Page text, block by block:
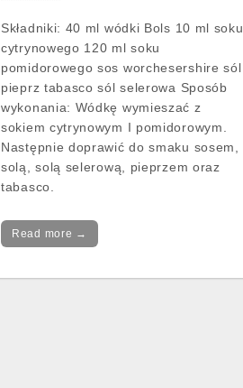
Składniki: 40 ml wódki Bols 10 ml soku
cytrynowego 120 ml soku
pomidorowego sos worchesershire sól
pieprz tabasco sól selerowa Sposób
wykonania: Wódkę wymieszać z
sokiem cytrynowym I pomidorowym.
Następnie doprawić do smaku sosem,
solą, solą selerową, pieprzem oraz
tabasco.
Read more →